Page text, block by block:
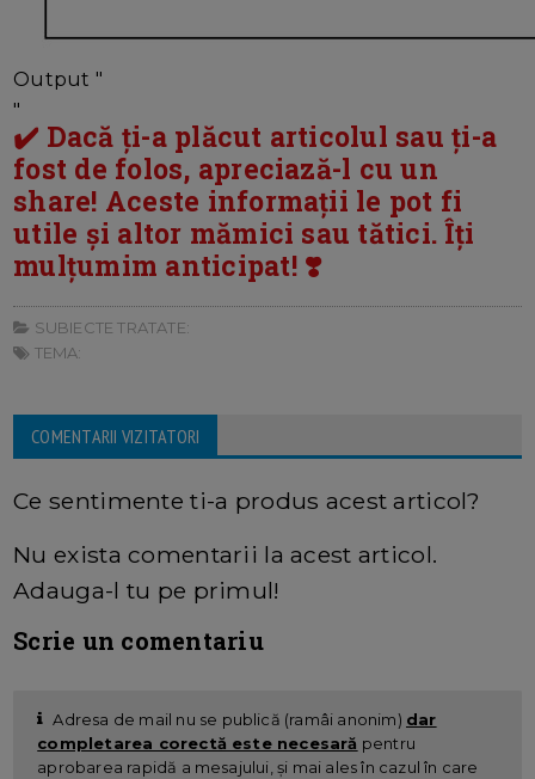
Output "
"
✔️ Dacă ți-a plăcut articolul sau ți-a
fost de folos, apreciază-l cu un
share! Aceste informații le pot fi
utile și altor mămici sau tătici. Îți
mulțumim anticipat! ❣️
SUBIECTE TRATATE:
TEMA:
COMENTARII VIZITATORI
Ce sentimente ti-a produs acest articol?
Nu exista comentarii la acest articol.
Adauga-l tu pe primul!
Scrie un comentariu
Adresa de mail nu se publică (ramâi anonim) dar
completarea corectă este necesară pentru
aprobarea rapidă a mesajului, și mai ales în cazul în care